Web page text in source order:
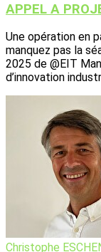
APPEL A
Une opération en
manquez pas la
2025 de @EIT
d’innovation
Christophe